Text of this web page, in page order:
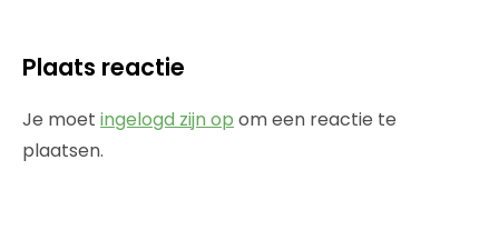
Plaats reactie
Je moet ingelogd zijn op om een reactie te
plaatsen.